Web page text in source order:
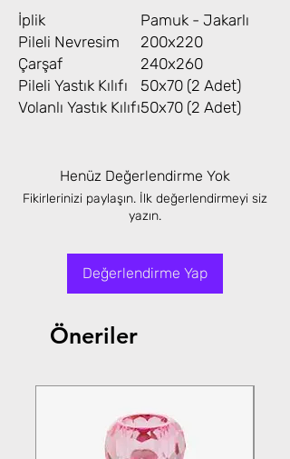
İplik
Pamuk - Jakarlı
Pileli Nevresim
200x220
Çarşaf
240x260
Pileli Yastık Kılıfı
50x70 (2 Adet)
Volanlı Yastık Kılıfı50x70 (2 Adet)
Henüz Değerlendirme Yok
Fikirlerinizi paylaşın. İlk değerlendirmeyi siz
yazın.
Değerlendirme Yap
Öneriler